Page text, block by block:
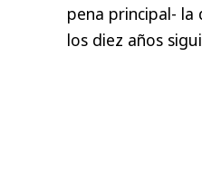
pena principal-
los diez años